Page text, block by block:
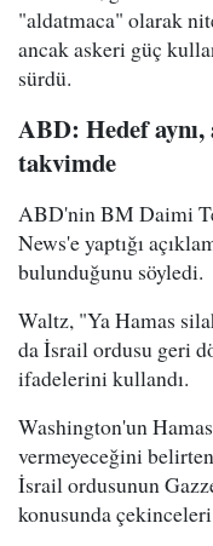
"aldatmaca" olarak
ancak askeri güç
sürdü.
ABD: Hedef aynı,
takvimde
ABD'nin BM Daimi
News'e yaptığı
bulunduğunu söyledi.
Waltz, "Ya Hamas
da İsrail ordusu geri
ifadelerini kullandı.
Washington'un
vermeyeceğini
İsrail ordusunun
konusunda